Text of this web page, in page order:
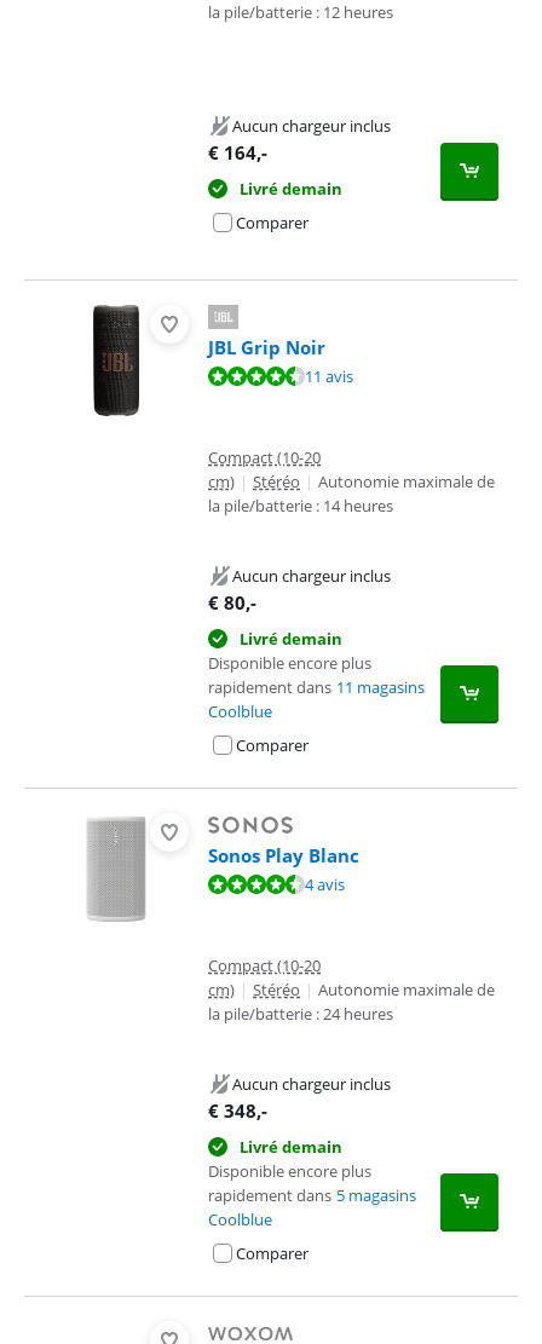
la pile/batterie : 12 heures
Aucun chargeur inclus
€ 164,-
Livré demain
Comparer
JBL Grip Noir
La note est de 9,2 sur 10, basée sur 11 avis.11 avis
Compact (10-20
cm) | Stéréo | Autonomie maximale de
la pile/batterie : 14 heures
Aucun chargeur inclus
€ 80,-
Livré demain
Disponible encore plus
rapidement dans 11 magasins
Coolblue
Comparer
Sonos Play Blanc
La note est de 9,0 sur 10, basée sur 4 avis.4 avis
Compact (10-20
cm) | Stéréo | Autonomie maximale de
la pile/batterie : 24 heures
Aucun chargeur inclus
€ 348,-
Livré demain
Disponible encore plus
rapidement dans 5 magasins
Coolblue
Comparer